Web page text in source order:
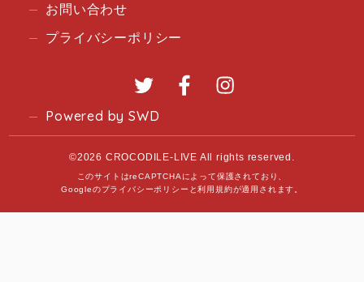
お問い合わせ
プライバシーポリシー
Twitter Facebook
Powered by SWD
©2026 CROCODILE-LIVE All rights reserved.
このサイトはreCAPTCHAによって保護されており、
Googleのプライバシーポリシー と利用規約が適用されます。